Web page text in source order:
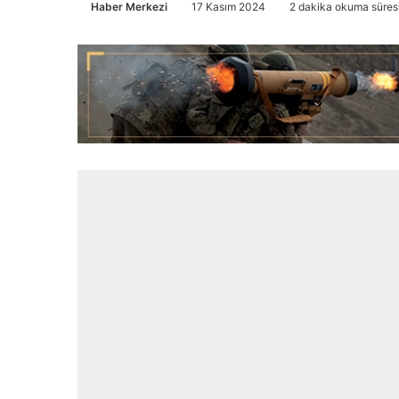
Haber Merkezi 17 Kasım 2024 2 dakika okuma